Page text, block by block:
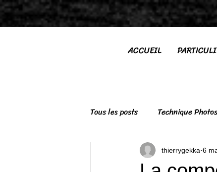
ACCUEIL
Tous les posts Technique Photos
thierrygekka 6